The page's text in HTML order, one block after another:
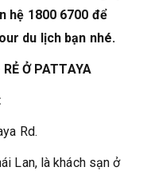
hệ 1800 6700 để
du lịch bạn nhé.
Ở PATTAYA
Rd.
Lan, là khách sạn ở